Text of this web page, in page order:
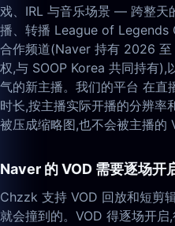
戏、IRL 与音乐场景 — 跨整天
播、转播 League of Legends
合作频道(Naver 持有 2026
权,与 SOOP Korea 共同持有),
气的新主播。我们的平台 在直
时长,按主播实际开播的分辨率
被压成缩略图,也不会被主播的
Naver 的 VOD 需要逐场开
Chzzk 支持 VOD 回放和短剪
就会撞到的。VOD 得逐场开